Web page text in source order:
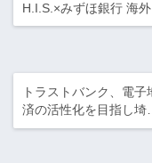
H.I.S.×みずほ銀行 海
トラストバンク、電
済の活性化を目指し埼…